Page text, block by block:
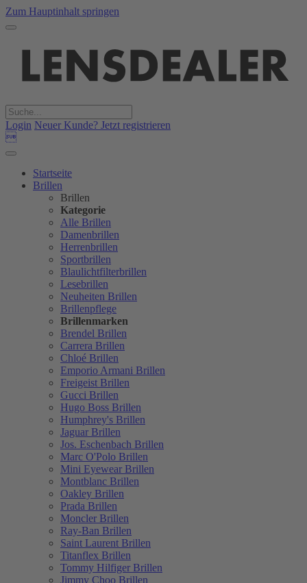
Zum Hauptinhalt springen
Login Neuer Kunde? Jetzt registrieren

Startseite
Brillen
Brillen
Kategorie
Alle Brillen
Damenbrillen
Herrenbrillen
Sportbrillen
Blaulichtfilterbrillen
Lesebrillen
Neuheiten Brillen
Brillenpflege
Brillenmarken
Brendel Brillen
Carrera Brillen
Chloé Brillen
Emporio Armani Brillen
Freigeist Brillen
Gucci Brillen
Hugo Boss Brillen
Humphrey's Brillen
Jaguar Brillen
Jos. Eschenbach Brillen
Marc O'Polo Brillen
Mini Eyewear Brillen
Montblanc Brillen
Oakley Brillen
Prada Brillen
Moncler Brillen
Ray-Ban Brillen
Saint Laurent Brillen
Titanflex Brillen
Tommy Hilfiger Brillen
Jimmy Choo Brillen